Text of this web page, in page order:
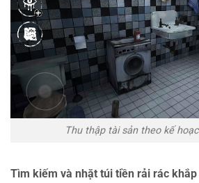
Thu thập tài sản theo kế
Tìm kiếm và nhặt túi tiền rải rác